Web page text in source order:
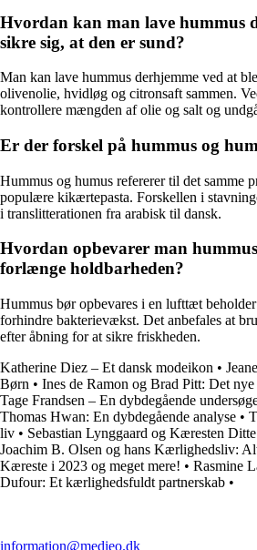
Hvordan kan man lave hummus
sikre sig, at den er sund?
Man kan lave hummus derhjemme ved at
olivenolie, hvidløg og citronsaft sammen.
kontrollere mængden af olie og salt og
Er der forskel på hummus og
Hummus og humus refererer til det samme
populære kikærtepasta. Forskellen i
i translitterationen fra arabisk til dansk.
Hvordan opbevarer man
forlænge holdbarheden?
Hummus bør opbevares i en lufttæt
forhindre bakterievækst. Det anbefales at
efter åbning for at sikre friskheden.
Katherine Diez – Et dansk modeikon •
Børn • Ines de Ramon og Brad Pitt: Det
Tage Frandsen – En dybdegående
Thomas Hwan: En dybdegående analyse •
liv • Sebastian Lynggaard og Kæresten
Joachim B. Olsen og hans Kærlighedsliv:
Kæreste i 2023 og meget mere! • Rasmine
Dufour: Et kærlighedsfuldt partnerskab •
information@medieo.dk